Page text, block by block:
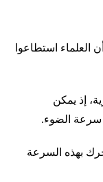
العلماء استطاعوا
إذ يمكن
بهذه السرعة